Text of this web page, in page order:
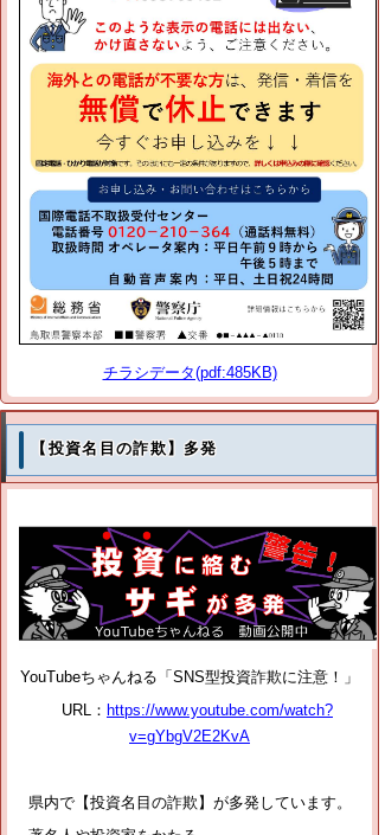
チラシデータ(pdf:485KB)
【投資名目の詐欺】多発
YouTubeちゃんねる「SNS型投資詐欺に注意！」
URL： https://www.youtube.com/watch?
v=gYbgV2E2KvA
県内で【投資名目の詐欺】が多発しています。